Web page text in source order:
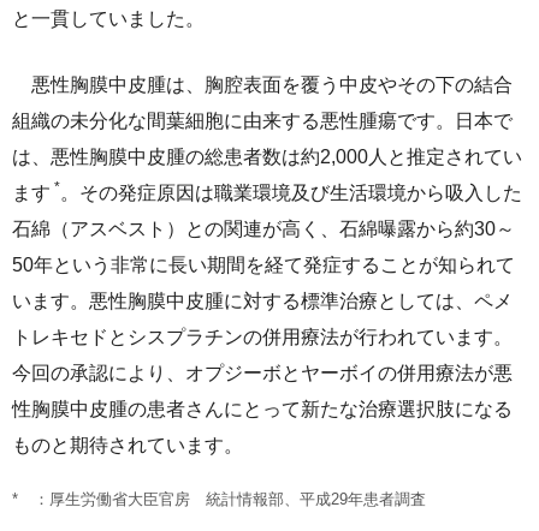
と一貫していました。
悪性胸膜中皮腫は、胸腔表面を覆う中皮やその下の結合
組織の未分化な間葉細胞に由来する悪性腫瘍です。日本で
は、悪性胸膜中皮腫の総患者数は約2,000人と推定されてい
ます *。その発症原因は職業環境及び生活環境から吸入した
石綿（アスベスト）との関連が高く、石綿曝露から約30～
50年という非常に長い期間を経て発症することが知られて
います。悪性胸膜中皮腫に対する標準治療としては、ペメ
トレキセドとシスプラチンの併用療法が行われています。
今回の承認により、オプジーボとヤーボイの併用療法が悪
性胸膜中皮腫の患者さんにとって新たな治療選択肢になる
ものと期待されています。
：厚生労働省大臣官房 統計情報部、平成29年患者調査